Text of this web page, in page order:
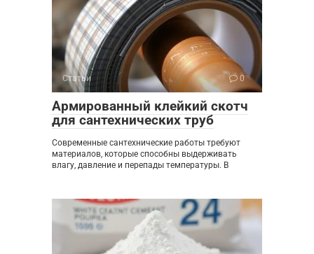
Статьи 0
Армированный клейкий скотч
для сантехнических труб
Современные сантехнические работы требуют
материалов, которые способны выдерживать
влагу, давление и перепады температуры. В